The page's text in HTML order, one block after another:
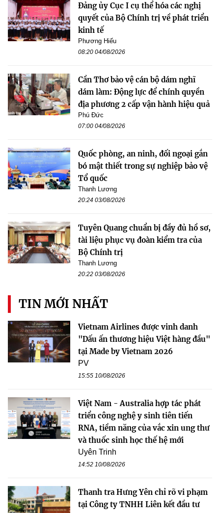
Đảng ủy Cục I cụ thể hóa các nghị
quyết của Bộ Chính trị về phát triển
kinh tế
Phương Hiếu
08:20 04/08/2026
Cần Thơ bảo vệ cán bộ dám nghĩ
dám làm: Động lực để chính quyền
địa phương 2 cấp vận hành hiệu quả
Phú Đức
07:00 04/08/2026
Quốc phòng, an ninh, đối ngoại gắn
bó mật thiết trong sự nghiệp bảo vệ
Tổ quốc
Thanh Lương
20:24 03/08/2026
Tuyên Quang chuẩn bị đầy đủ hồ sơ,
tài liệu phục vụ đoàn kiểm tra của
Bộ Chính trị
Thanh Lương
20:22 03/08/2026
TIN MỚI NHẤT
Vietnam Airlines được vinh danh
"Dấu ấn thương hiệu Việt hàng đầu"
tại Made by Vietnam 2026
PV
15:55 10/08/2026
Việt Nam - Australia hợp tác phát
triển công nghệ y sinh tiên tiến
RNA, tiềm năng của vắc xin ung thư
và thuốc sinh học thế hệ mới
Uyên Trinh
14:52 10/08/2026
Thanh tra Hưng Yên chỉ rõ vi phạm
tại Công ty TNHH Liên kết đầu tư